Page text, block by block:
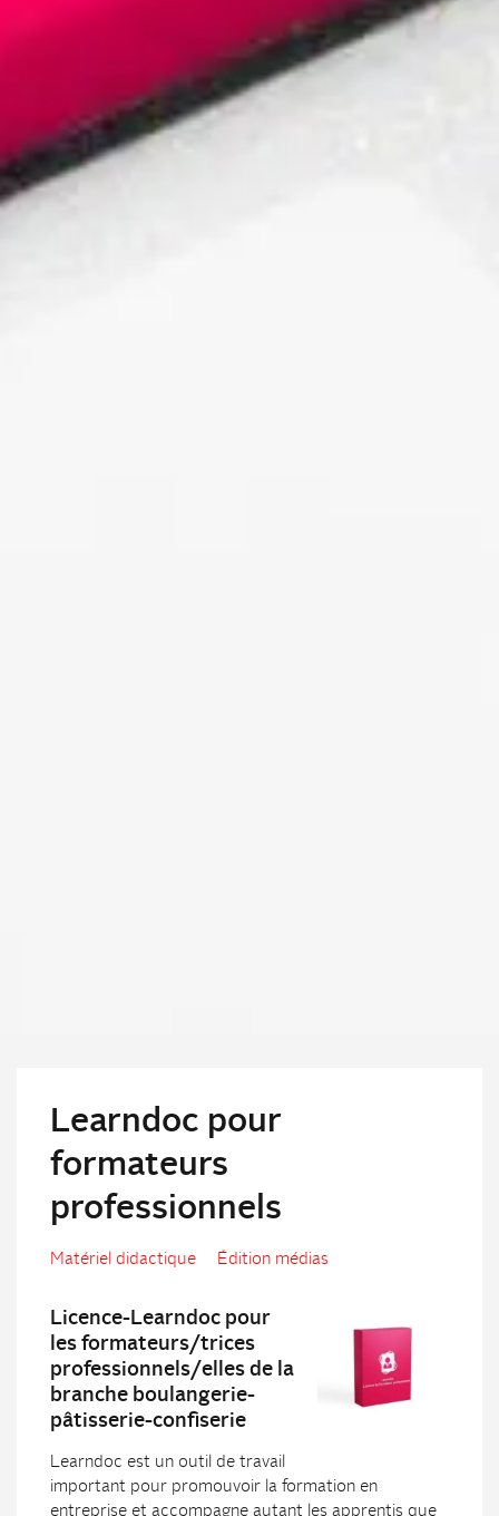
Learndoc pour
formateurs
professionnels
Matériel didactique Édition médias
Licence-Learndoc pour
les formateurs/trices
professionnels/elles de la
branche boulangerie-
pâtisserie-confiserie
Learndoc est un outil de travail
important pour promouvoir la formation en
entreprise et accompagne autant les apprentis que